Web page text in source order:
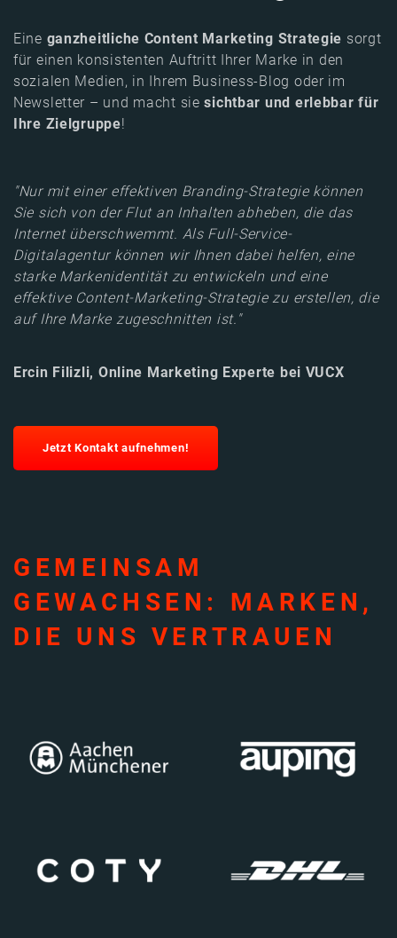
Eine ganzheitliche Content Marketing Strategie sorgt
für einen konsistenten Auftritt Ihrer Marke in den
sozialen Medien, in Ihrem Business-Blog oder im
Newsletter – und macht siesichtbar und erlebbar für
Ihre Zielgruppe!
"Nur mit einer effektiven Branding-Strategie können
Sie sich von der Flut an Inhalten abheben, die das
Internet überschwemmt. Als Full-Service-
Digitalagentur können wir Ihnen dabei helfen, eine
starke Markenidentität zu entwickeln und eine
effektive Content-Marketing-Strategie zu erstellen, die
auf Ihre Marke zugeschnitten ist."
Ercin Filizli, Online Marketing Experte bei VUCX
Jetzt Kontakt aufnehmen!
GEMEINSAM
GEWACHSEN: MARKEN,
DIE UNS VERTRAUEN